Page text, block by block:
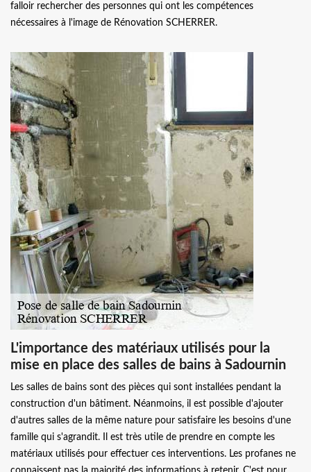
falloir rechercher des personnes qui ont les compétences
nécessaires à l'image de Rénovation SCHERRER.
L'importance des matériaux utilisés pour la
mise en place des salles de bains à Sadournin
Les salles de bains sont des pièces qui sont installées pendant la
construction d'un bâtiment. Néanmoins, il est possible d'ajouter
d'autres salles de la même nature pour satisfaire les besoins d'une
famille qui s'agrandit. Il est très utile de prendre en compte les
matériaux utilisés pour effectuer ces interventions. Les profanes ne